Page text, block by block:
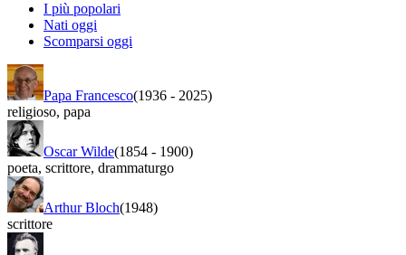
I più popolari
Nati oggi
Scomparsi oggi
Papa Francesco(1936 - 2025)
religioso, papa
Oscar Wilde(1854 - 1900)
poeta, scrittore, drammaturgo
Arthur Bloch(1948)
scrittore